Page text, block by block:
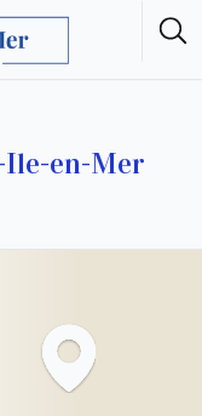
en-Mer